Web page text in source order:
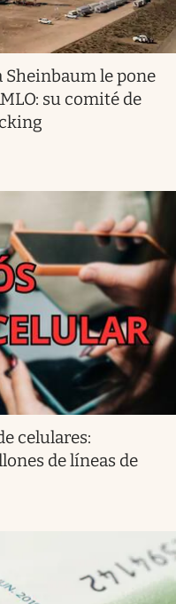
Sheinbaum le pone
su comité de
celulares:
de líneas de